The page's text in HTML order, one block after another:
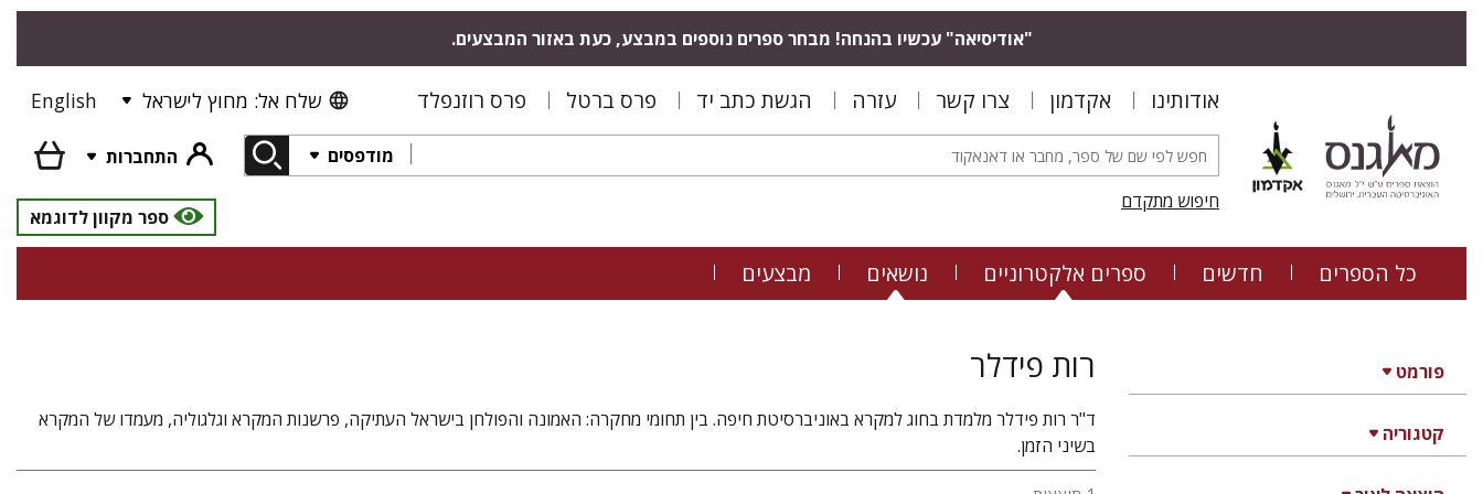
"אודיסיאה" עכשיו בהנחה! מבחר ספרים נוספים במבצע, כעת באזור המבצעים.
אודותינו אקדמון צרו קשר עזרה הגשת כתב יד פרס ברטל פרס רוזנפלד שלח אל: מחוץ לישראל English
מודפסים
התחברות
חיפוש מתקדם
ספר מקוון לדוגמא
כל הספרים חדשים ספרים אלקטרוניים נושאים מבצעים
פורמט
קטגוריה
רות פידלר
ד"ר רות פידלר מלמדת בחוג למקרא באוניברסיטת חיפה. בין תחומי מחקרה: האמונה והפולחן בישראל העתיקה, פרשנות המקרא וגלגוליה, מעמדו של המקרא
בשיני הזמן.